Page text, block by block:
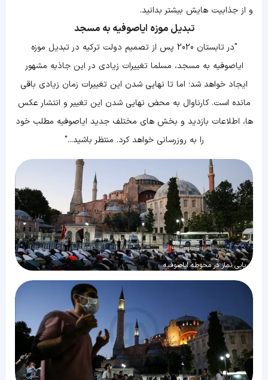
و از جذابیت هایش بیشتر بدانید.
تبدیل موزه ایاصوفیه به مسجد
"در تابستان 2020 پس از تصمیم دولت ترکیه در تبدیل موزه
ایاصوفیه به مسجد، مسلما تغییرات زیادی در این جاذبه مشهور
ایجاد خواهد شد؛ اما تا نهایی شدن این تغییرات زمان زیادی باقی
مانده است. کارناوال به محض نهایی شدن این تغییر و انتشار عکس
ها، اطلاعات بازدید و بخش های مختلف جدید ایاصوفیه مطلب خود
را به روزرسانی خواهد کرد. منتظر باشید..."
برپایی نماز در محوطه ایاصوفیه